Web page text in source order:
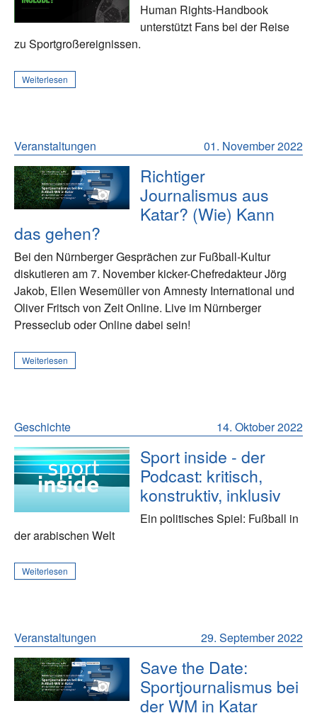
Human Rights-Handbook
unterstützt Fans bei der Reise
zu Sportgroßereignissen.
Weiterlesen
01. November 2022
Veranstaltungen
Richtiger
Journalismus aus
Katar? (Wie) Kann
das gehen?
Bei den Nürnberger Gesprächen zur Fußball-Kultur
diskutieren am 7. November kicker-Chefredakteur Jörg
Jakob, Ellen Wesemüller von Amnesty International und
Oliver Fritsch von Zeit Online. Live im Nürnberger
Presseclub oder Online dabei sein!
Weiterlesen
14. Oktober 2022
Geschichte
Sport inside - der
Podcast: kritisch,
konstruktiv, inklusiv
Ein politisches Spiel: Fußball in
der arabischen Welt
Weiterlesen
29. September 2022
Veranstaltungen
Save the Date:
Sportjournalismus bei
der WM in Katar